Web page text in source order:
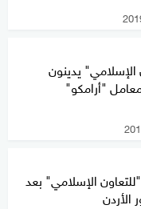
الإسلامي" يدينون
"أرامكو"
الإسلامي" بعد